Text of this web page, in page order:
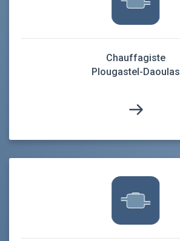
Chauffagiste
Plougastel-Daoulas